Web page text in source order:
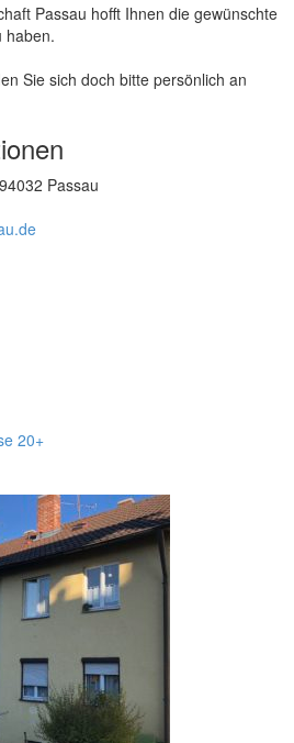
Passau hofft Ihnen die gewünschte
haben.
Sie sich doch bitte persönlich an
Passau
20+